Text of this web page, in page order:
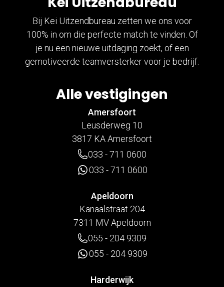
Bij Kei Uitzendbureau zetten we ons voor
100% in om die perfecte match te vinden. Of
je nu een nieuwe uitdaging zoekt, of een
gemotiveerde teamversterker voor je bedrijf.
Alle vestigingen
Amersfoort
Leusderweg 10
3817 KA Amersfoort
033 - 711 0600
033 - 711 0600
Apeldoorn
Kanaalstraat 204
7311 MV Apeldoorn
055 - 204 9309
055 - 204 9309
Harderwijk